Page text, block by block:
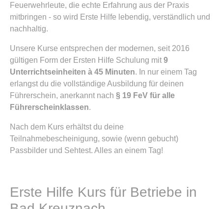
Feuerwehrleute, die echte Erfahrung aus der Praxis
mitbringen - so wird Erste Hilfe lebendig, verständlich und
nachhaltig.
Unsere Kurse entsprechen der modernen, seit 2016
gültigen Form der Ersten Hilfe Schulung mit 9
Unterrichtseinheiten à 45 Minuten. In nur einem Tag
erlangst du die vollständige Ausbildung für deinen
Führerschein, anerkannt nach § 19 FeV für alle
Führerscheinklassen.
Nach dem Kurs erhältst du deine
Teilnahmebescheinigung, sowie (wenn gebucht)
Passbilder und Sehtest. Alles an einem Tag!
Erste Hilfe Kurs für Betriebe in